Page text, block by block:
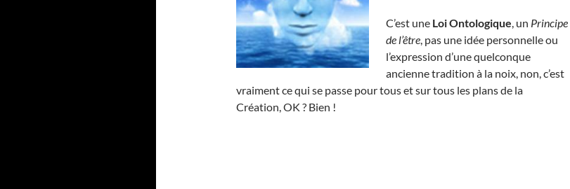
C’est une Loi Ontologique, un Principe
de l’être, pas une idée personnelle ou
l’expression d’une quelconque
ancienne tradition à la noix, non, c’est
vraiment ce qui se passe pour tous et sur tous les plans de la
Création, OK ? Bien !